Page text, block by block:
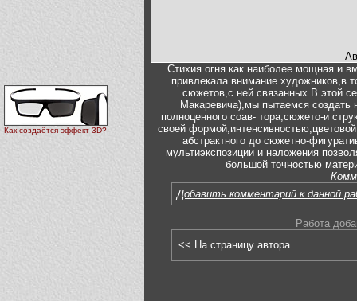
Как создаётся эффект 3D?
Стихия огня как наиболее мощная и
привлекала внимание художников,в
сюжетов,с ней связанных.В этой
Макаревича),мы пытаемся создать
полноценного соав- тора,сюжето-и
своей
абстрактного до сюжетно-
мультиэкспозиции и наложения
большой точностью
Добавить комментарий к данной
Работа
<< На страницу автора